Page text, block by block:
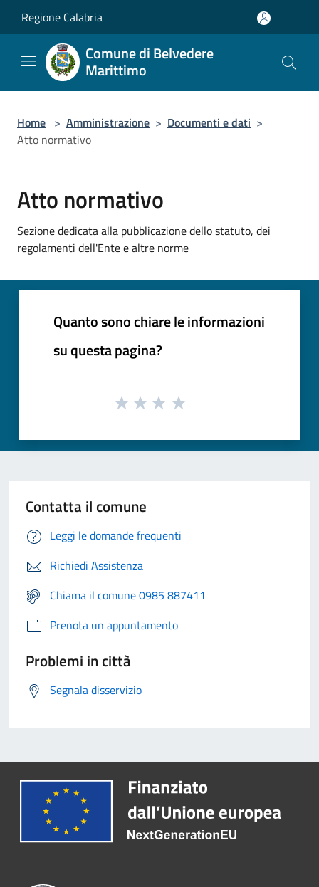
Regione Calabria
Comune di Belvedere
Marittimo
Home > Amministrazione > Documenti e dati >
Atto normativo
Atto normativo
Sezione dedicata alla pubblicazione dello statuto, dei
regolamenti dell'Ente e altre norme
Quanto sono chiare le informazioni
su questa pagina?
Contatta il comune
Leggi le domande frequenti
Richiedi Assistenza
Chiama il comune 0985 887411
Prenota un appuntamento
Problemi in città
Segnala disservizio